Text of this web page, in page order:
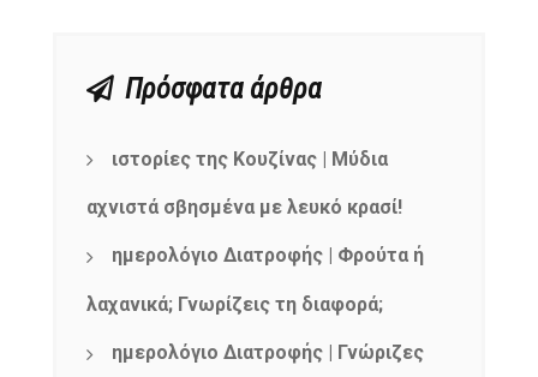
Πρόσφατα άρθρα
ιστορίες της Κουζίνας | Μύδια
αχνιστά σβησμένα με λευκό κρασί!
ημερολόγιο Διατροφής | Φρούτα ή
λαχανικά; Γνωρίζεις τη διαφορά;
ημερολόγιο Διατροφής | Γνώριζες